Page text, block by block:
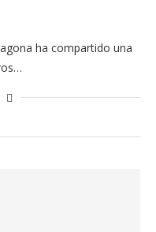
ha compartido una